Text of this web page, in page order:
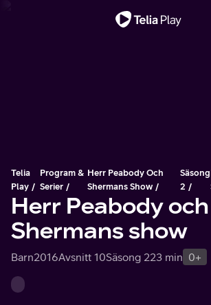
Telia
Play
Program &
Serier
Herr Peabody Och
Shermans Show
Säsong
2
Herr Peabody och
Shermans show
Barn2016Avsnitt 10Säsong 223 min 0+